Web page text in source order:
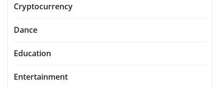
Cryptocurrency
Dance
Education
Entertainment